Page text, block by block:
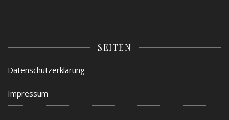
SEITEN
Datenschutzerklärung
Impressum